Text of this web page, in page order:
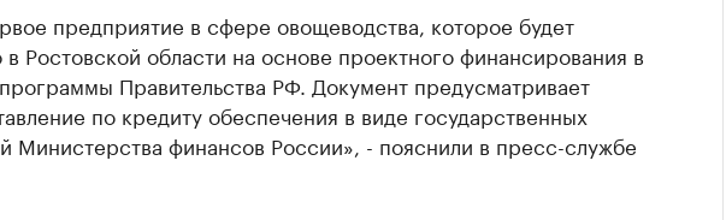
предприятие в сфере овощеводства, которое будет
в Ростовской области на основе проектного финансирования в
Правительства РФ. Документ предусматривает
по кредиту обеспечения в виде государственных
Министерства финансов России», - пояснили в пресс-службе